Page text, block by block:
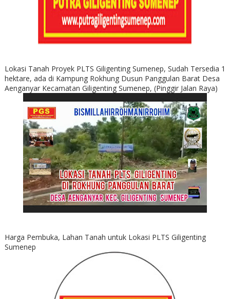
Lokasi Tanah Proyek PLTS Giligenting Sumenep, Sudah Tersedia 1
hektare, ada di Kampung Rokhung Dusun Panggulan Barat Desa
Aenganyar Kecamatan Giligenting Sumenep, (Pinggir Jalan Raya)
Harga Pembuka, Lahan Tanah untuk Lokasi PLTS Giligenting
Sumenep